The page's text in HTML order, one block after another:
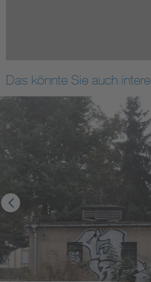
Das könnte Sie auch